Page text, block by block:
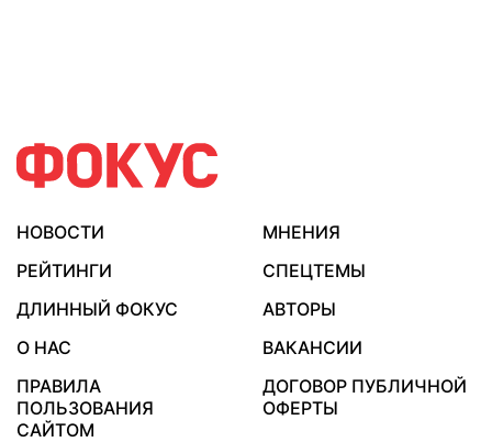
НОВОСТИ
МНЕНИЯ
РЕЙТИНГИ
СПЕЦТЕМЫ
ДЛИННЫЙ ФОКУС
АВТОРЫ
О НАС
ВАКАНСИИ
ПРАВИЛА
ПОЛЬЗОВАНИЯ
САЙТОМ
ДОГОВОР ПУБЛИЧНОЙ
ОФЕРТЫ